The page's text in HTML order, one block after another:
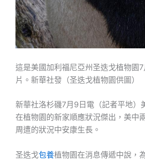
這是美國加利福尼亞州圣迭戈植物園
片。新華社發（圣迭戈植物園供圖）
新華社洛杉磯7月9日電（記者平地）
在植物園的新家順應狀況傑出，美中
周遭的狀況中安康生長。
圣迭戈包養植物園在消息傳遞中說，